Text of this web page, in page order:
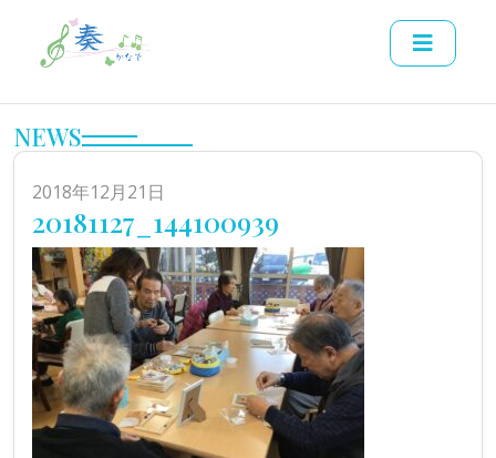
NEWS
2018年12月21日
20181127_144100939